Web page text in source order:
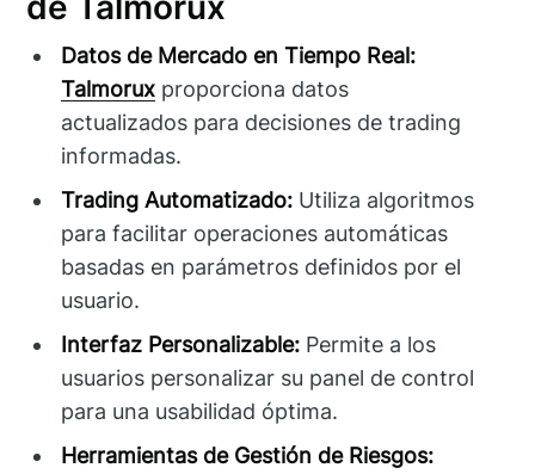
Datos de Mercado en Tiempo Real:
Talmorux proporciona datos
actualizados para decisiones de trading
informadas.
Trading Automatizado: Utiliza algoritmos
para facilitar operaciones automáticas
basadas en parámetros definidos por el
usuario.
Interfaz Personalizable: Permite a los
usuarios personalizar su panel de control
para una usabilidad óptima.
Herramientas de Gestión de Riesgos: